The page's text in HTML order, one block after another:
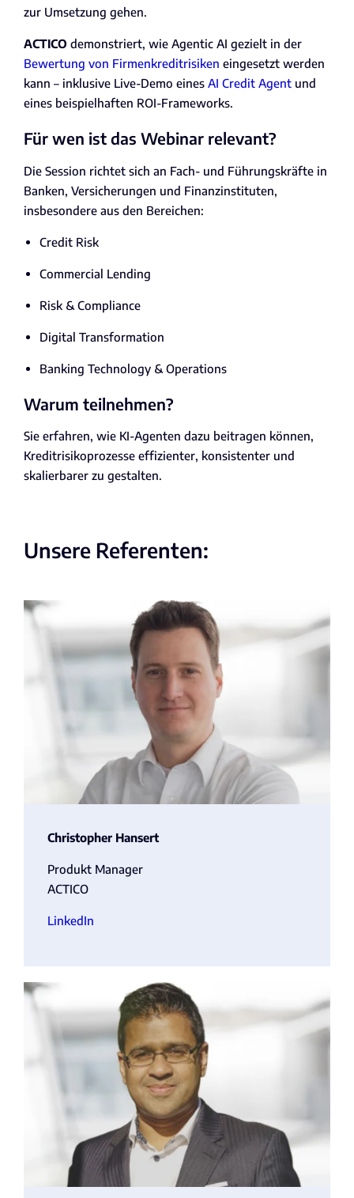
zur Umsetzung gehen.
ACTICO demonstriert, wie Agentic AI gezielt in der
Bewertung von Firmenkreditrisiken eingesetzt werden
kann – inklusive Live-Demo eines AI Credit Agent und
eines beispielhaften ROI-Frameworks.
Für wen ist das Webinar relevant?
Die Session richtet sich an Fach- und Führungskräfte in
Banken, Versicherungen und Finanzinstituten,
insbesondere aus den Bereichen:
Credit Risk
Commercial Lending
Risk & Compliance
Digital Transformation
Banking Technology & Operations
Warum teilnehmen?
Sie erfahren, wie KI-Agenten dazu beitragen können,
Kreditrisikoprozesse effizienter, konsistenter und
skalierbarer zu gestalten.
Unsere Referenten:
Christopher Hansert
Produkt Manager
ACTICO
LinkedIn